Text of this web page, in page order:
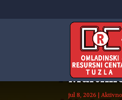
jul 8, 2026 |